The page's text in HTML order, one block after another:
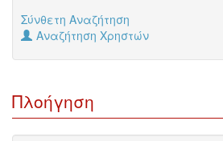
Σύνθετη Αναζήτηση
Αναζήτηση Χρηστών
Πλοήγηση